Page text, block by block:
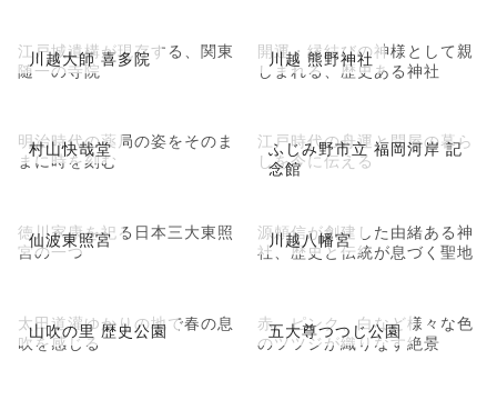
川越大師 喜多院
江戸城遺構が現存する、関東
随一の寺院
川越 熊野神社
開運・縁結びの神様として親
しまれる、歴史ある神社
村山快哉堂
明治時代の薬局の姿をそのま
まに時を刻む
ふじみ野市立 福岡河岸 記
念館
江戸時代の舟運と問屋の暮ら
しを今に伝える
仙波東照宮
徳川家康を祀る日本三大東照
宮の一つ
川越八幡宮
源頼信が創建した由緒ある神
社、歴史と伝統が息づく聖地
山吹の里 歴史公園
太田道灌ゆかりの地で春の息
吹を感じる
五大尊つつじ公園
赤、ピンク、白など様々な色
のツツジが織りなす絶景